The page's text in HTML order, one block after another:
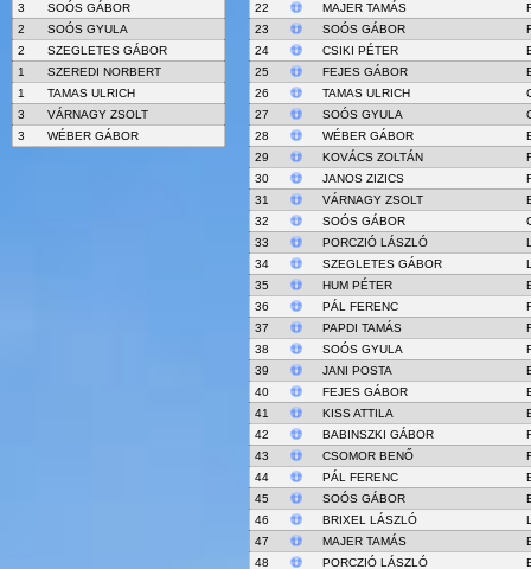
3
SOÓS GÁBOR
2
SOÓS GYULA
2
SZEGLETES GÁBOR
1
SZEREDI NORBERT
1
TAMAS ULRICH
3
VÁRNAGY ZSOLT
3
WÉBER GÁBOR
22
MAJER TAMÁS
23
SOÓS GÁBOR
24
CSIKI PÉTER
25
FEJES GÁBOR
26
TAMAS ULRICH
27
SOÓS GYULA
28
WÉBER GÁBOR
29
KOVÁCS ZOLTÁN
30
JANOS ZIZICS
31
VÁRNAGY ZSOLT
32
SOÓS GÁBOR
33
PORCZIÓ LÁSZLÓ
34
SZEGLETES GÁBOR
35
HUM PÉTER
36
PÁL FERENC
37
PAPDI TAMÁS
38
SOÓS GYULA
39
JANI POSTA
40
FEJES GÁBOR
41
KISS ATTILA
42
BABINSZKI GÁBOR
43
CSOMOR BENŐ
44
PÁL FERENC
45
SOÓS GÁBOR
46
BRIXEL LÁSZLÓ
47
MAJER TAMÁS
48
PORCZIÓ LÁSZLÓ